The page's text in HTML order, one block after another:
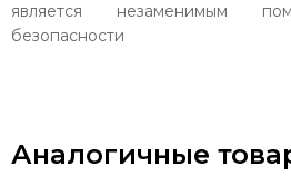
является незаменимым
безопасности
Аналогичные